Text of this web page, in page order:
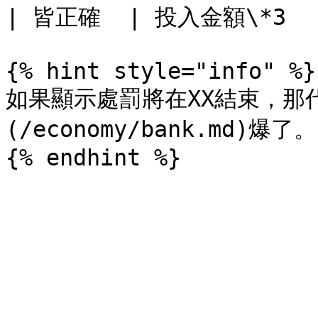
| 皆正確  | 投入金額\*3
{% hint style="info" %}
如果顯示處罰將在XX結束，
(/economy/bank.md)爆了。